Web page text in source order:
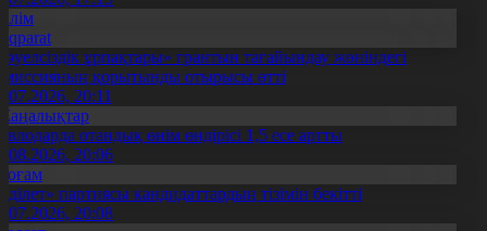
ұрпақтары» грантын тағайындау жөніндегі
қорытынды отырысы өтті
20:11
отандық өнім өндірісі 1,5 есе артты
20:06
партиясы кандидаттардың тізімін бекітті
20:08